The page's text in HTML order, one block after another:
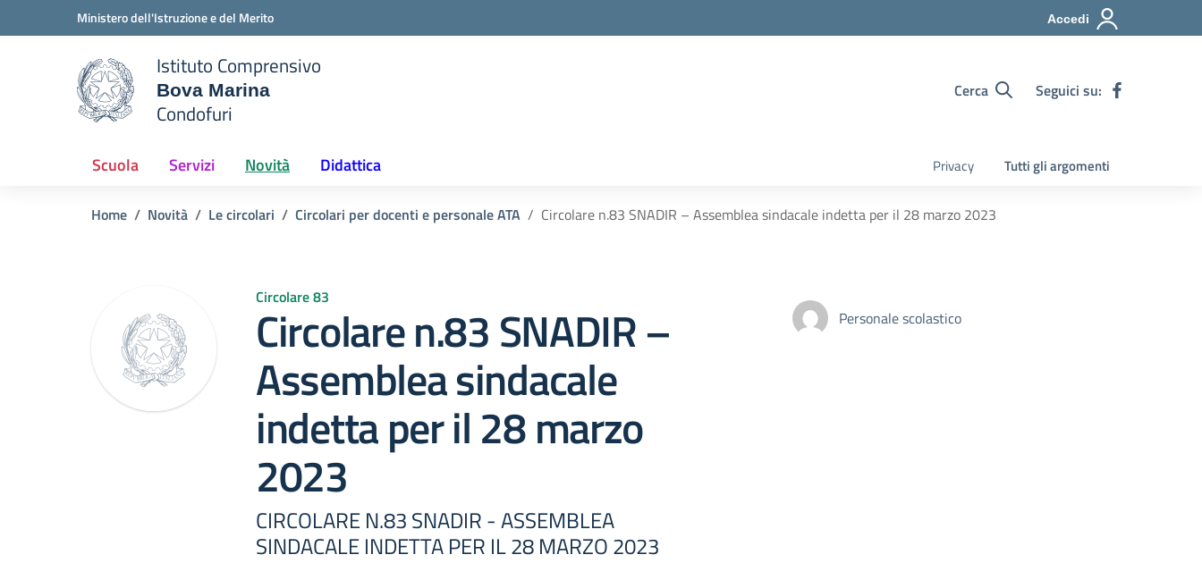
Vai ai contenuti
Vai al menu di navigazioneMinistero dell'Istruzione e del Merito Accedi
scuola
Istituto Comprensivo
Bova Marina
Condofuri
Cerca Seguici su:
Scuola Servizi Novità Didattica Privacy Tutti gli argomenti
Home Novità Le circolari Circolari per docenti e personale ATA Circolare n.83 SNADIR – Assemblea sindacale indetta per il 28 marzo 2023
Circolare 83
Circolare n.83 SNADIR –
Assemblea sindacale
indetta per il 28 marzo
2023
CIRCOLARE N.83 SNADIR - ASSEMBLEA
SINDACALE INDETTA PER IL 28 MARZO 2023
Personale scolastico